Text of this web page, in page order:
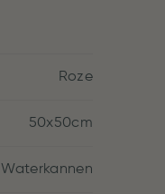
Roze
50x50cm
Waterkannen